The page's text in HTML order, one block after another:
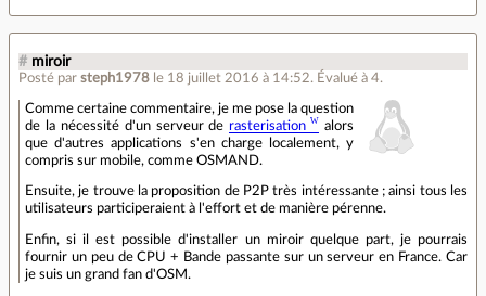
# miroir
Posté par steph1978 le 18 juillet 2016 à 14:52. Évalué à 4.
Comme certaine commentaire, je me pose la question
de la nécessité d'un serveur de rasterisation
alors
que d'autres applications s'en charge localement, y
compris sur mobile, comme OSMAND.
Ensuite, je trouve la proposition de P2P très intéressante ; ainsi tous les
utilisateurs participeraient à l'effort et de manière pérenne.
Enfin, si il est possible d'installer un miroir quelque part, je pourrais
fournir un peu de CPU + Bande passante sur un serveur en France. Car
je suis un grand fan d'OSM.